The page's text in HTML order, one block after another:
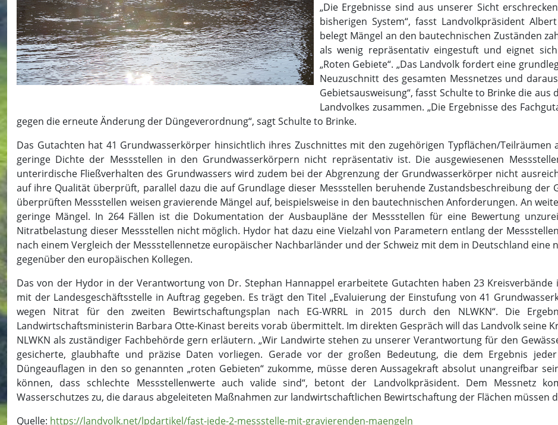
„Die Ergebnisse sind aus unserer Sicht
bisherigen System“, fasst Landvolkpräsident
belegt Mängel an den bautechnischen Zuständen
als wenig repräsentativ eingestuft und eignet
„Roten Gebiete“. „Das Landvolk fordert eine
Neuzuschnitt des gesamten Messnetzes und
Gebietsausweisung“, fasst Schulte to Brinke die
Landvolkes zusammen. „Die Ergebnisse des
gegen die erneute Änderung der Düngeverordnung“, sagt Schulte to Brinke.
Das Gutachten hat 41 Grundwasserkörper hinsichtlich ihres Zuschnittes mit den zugehörigen Typflächen/Teilräumen
geringe Dichte der Messstellen in den Grundwasserkörpern nicht repräsentativ ist. Die ausgewiesenen
unterirdische Fließverhalten des Grundwassers wird zudem bei der Abgrenzung der Grundwasserkörper nicht
auf ihre Qualität überprüft, parallel dazu die auf Grundlage dieser Messstellen beruhende Zustandsbeschreibung der
überprüften Messstellen weisen gravierende Mängel auf, beispielsweise in den bautechnischen Anforderungen. An
geringe Mängel. In 264 Fällen ist die Dokumentation der Ausbaupläne der Messstellen für eine Bewertung
Nitratbelastung dieser Messstellen nicht möglich. Hydor hat dazu eine Vielzahl von Parametern entlang der
nach einem Vergleich der Messstellennetze europäischer Nachbarländer und der Schweiz mit dem in Deutschland
gegenüber den europäischen Kollegen.
Das von der Hydor in der Verantwortung von Dr. Stephan Hannappel erarbeitete Gutachten haben 23
mit der Landesgeschäftsstelle in Auftrag gegeben. Es trägt den Titel „Evaluierung der Einstufung von 41
wegen Nitrat für den zweiten Bewirtschaftungsplan nach EG-WRRL in 2015 durch den NLWKN“. Die
Landwirtschaftsministerin Barbara Otte-Kinast bereits vorab übermittelt. Im direkten Gespräch will das Landvolk seine
NLWKN als zuständiger Fachbehörde gern erläutern. „Wir Landwirte stehen zu unserer Verantwortung für den
gesicherte, glaubhafte und präzise Daten vorliegen. Gerade vor der großen Bedeutung, die dem Ergebnis
Düngeauflagen in den so genannten „roten Gebieten“ zukomme, müsse deren Aussagekraft absolut unangreifbar
können, dass schlechte Messstellenwerte auch valide sind“, betont der Landvolkpräsident. Dem Messnetz
Wasserschutzes zu, die daraus abgeleiteten Maßnahmen zur landwirtschaftlichen Bewirtschaftung der Flächen müssen
Quelle: https://landvolk.net/lpdartikel/fast-jede-2-messstelle-mit-gravierenden-maengeln